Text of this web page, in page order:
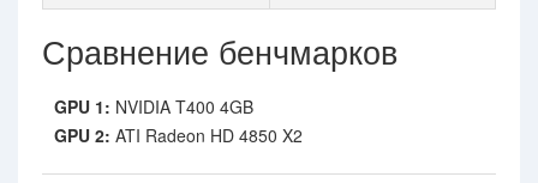
Сравнение бенчмарков
GPU 1: NVIDIA T400 4GB
GPU 2: ATI Radeon HD 4850 X2